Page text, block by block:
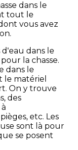
dans le
tout le
vous avez
dans le
la chasse.
dans le
matériel
On y trouve
des
etc. Les
sont là pour
se posent